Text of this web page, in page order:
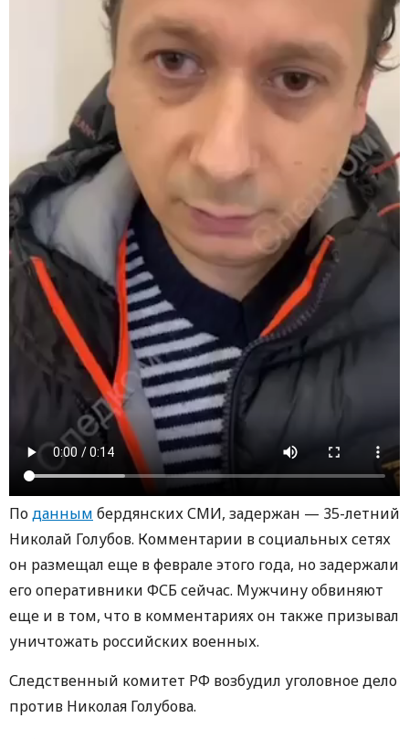
Поданным бердянских СМИ, задержан — 35-летний
Николай Голубов. Комментарии в социальных сетях
он размещал еще в феврале этого года, но задержали
его оперативники ФСБ сейчас. Мужчину обвиняют
еще и в том, что в комментариях он также призывал
уничтожать российских военных.
Следственный комитет РФ возбудил уголовное дело
против Николая Голубова.